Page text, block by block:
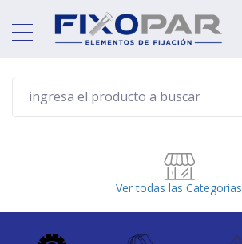
Ver todas las Categorias